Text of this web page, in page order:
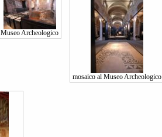
Museo Archeologico
mosaico al Museo Archeologico